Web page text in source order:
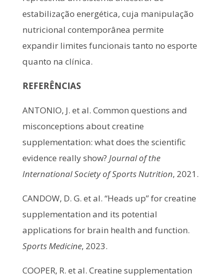
estabilização energética, cuja manipulação
nutricional contemporânea permite
expandir limites funcionais tanto no esporte
quanto na clínica.
REFERÊNCIAS
ANTONIO, J. et al. Common questions and
misconceptions about creatine
supplementation: what does the scientific
evidence really show? Journal of the
International Society of Sports Nutrition, 2021.
CANDOW, D. G. et al. “Heads up” for creatine
supplementation and its potential
applications for brain health and function.
Sports Medicine, 2023.
COOPER, R. et al. Creatine supplementation